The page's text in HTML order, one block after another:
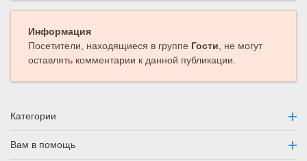
Информация
Посетители, находящиеся в группе Гости , не могут
оставлять комментарии к данной публикации.
Категории
Вам в помощь